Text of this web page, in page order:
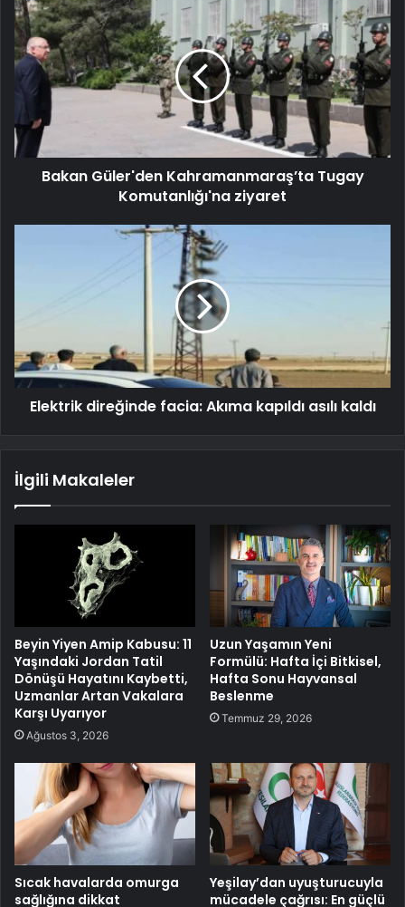
Bakan Güler'den Kahramanmaraş’ta Tugay
Komutanlığı'na ziyaret
Elektrik direğinde facia: Akıma kapıldı asılı kaldı
İlgili Makaleler
Beyin Yiyen Amip Kabusu: 11
Yaşındaki Jordan Tatil
Dönüşü Hayatını Kaybetti,
Uzmanlar Artan Vakalara
Karşı Uyarıyor
Ağustos 3, 2026
Uzun Yaşamın Yeni
Formülü: Hafta İçi Bitkisel,
Hafta Sonu Hayvansal
Beslenme
Temmuz 29, 2026
Sıcak havalarda omurga
sağlığına dikkat
Yeşilay’dan uyuşturucuyla
mücadele çağrısı: En güçlü